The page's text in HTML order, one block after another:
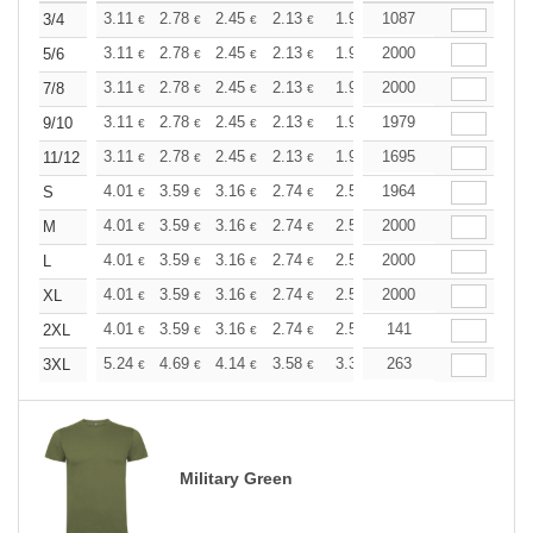
3/4 3.11 € 2.78 € 2.45 € 2.13 € 1.96 1.88
1087
5/6
3.11 € 2.78 € 2.45 € 2.13 € 1.96 1.88
2000
7/8
3.11 € 2.78 € 2.45 € 2.13 € 1.96 1.88
2000
9/10
3.11 € 2.78 € 2.45 € 2.13 € 1.96 1.88
1979
11/12
3.11 € 2.78 € 2.45 € 2.13 € 1.96 1.88
1695
S
4.01 € 3.59 € 3.16 € 2.74 € 2.53 2.43
1964
M
4.01 € 3.59 € 3.16 € 2.74 € 2.53 2.43
2000
L
4.01 € 3.59 € 3.16 € 2.74 € 2.53 2.43
2000
XL
4.01 € 3.59 € 3.16 € 2.74 € 2.53 2.43
2000
2XL
4.01 € 3.59 € 3.16 € 2.74 € 2.53 2.43
141
3XL
5.24 € 4.69 € 4.14 € 3.58 € 3.31 3.17
263
Military Green